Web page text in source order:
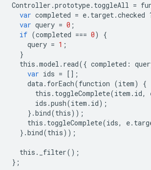
Controller .prototype. toggleAll =
var completed = e. target.checked
var query = 0 ;
if (completed === 0)
{
query = 1 ;
}
this .model . read({ completed :
var ids =
[];
data. forEach(function (item)
{
this . toggleComplete(item . id,
ids .push(item . id);
} .bind(this));
this . toggleComplete(ids, e.
} .bind(this));
this . _filter();
};